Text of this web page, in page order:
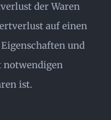
der Waren
auf einen
und
notwendigen
ist.